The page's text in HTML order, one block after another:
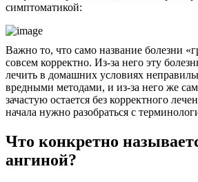
симптоматикой:
Важно то, что само название болезни
совсем корректно. Из-за него эту
лечить в домашних условиях
вредными методами, и из-за него же
зачастую остается без корректного
начала нужно разобраться с
Что конкретно
ангиной?